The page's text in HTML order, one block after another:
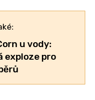
u vody:
exploze pro